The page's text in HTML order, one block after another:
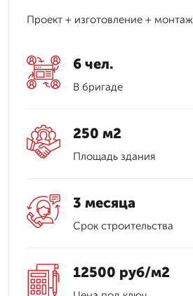
Проект + изготовление + монтаж
6 чел.
В бригаде
250 м2
Площадь здания
3 месяца
Срок строительства
12500 руб/м2